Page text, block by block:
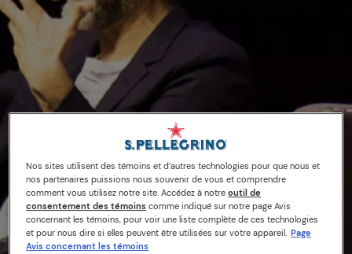
04/04/17
Nos sites utilisent des témoins et d’autres technologies pour que nous et
nos partenaires puissions nous souvenir de vous et comprendre
comment vous utilisez notre site. Accédez à notreoutil de
consentement des témoins comme indiqué sur notre page Avis
concernant les témoins, pour voir une liste complète de ces technologies
et pour nous dire si elles peuvent être utilisées sur votre appareil. Page
Avis concernant les témoins